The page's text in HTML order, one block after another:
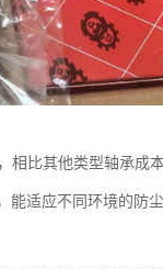
相比其他类型轴承成
适应不同环境的防尘